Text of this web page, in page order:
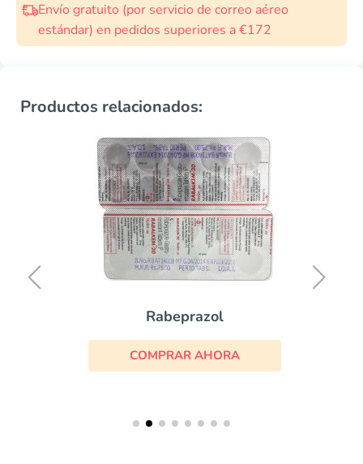
Envío gratuito (por servicio de correo aéreo
estándar) en pedidos superiores a €172
Productos relacionados:
Rabeprazol
COMPRAR AHORA